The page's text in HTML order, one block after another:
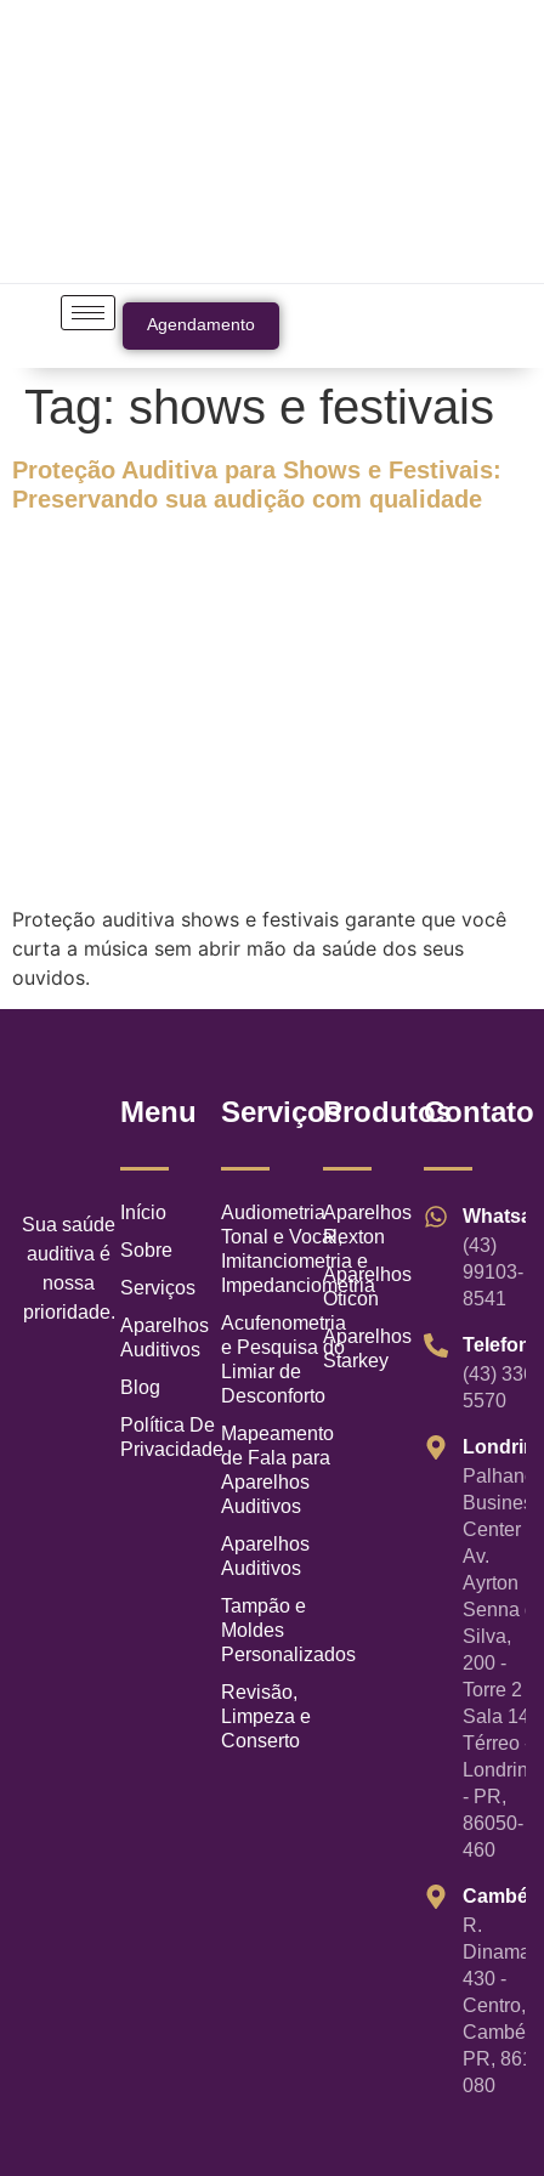
Agendamento
Tag: shows e festivais
Proteção Auditiva para Shows e Festivais:
Preservando sua audição com qualidade
Proteção auditiva shows e festivais garante que você
curta a música sem abrir mão da saúde dos seus
ouvidos.
Sua saúde
auditiva é
nossa
prioridade.
Menu
Início
Sobre
Serviços
Aparelhos
Auditivos
Blog
Política De
Privacidade
Serviços
Audiometria
Tonal e Vocal,
Imitanciometria e
Impedanciometria
Acufenometria
e Pesquisa do
Limiar de
Desconforto
Mapeamento
de Fala para
Aparelhos
Auditivos
Aparelhos
Auditivos
Tampão e
Moldes
Personalizados
Revisão,
Limpeza e
Conserto
Produtos
Aparelhos
Rexton
Aparelhos
Oticon
Aparelhos
Starkey
Contato
(43)
99103-
8541
Telefone
(43)
5570
Palhano
Business
Center -
Av.
Ayrton
Senna
Silva,
200 -
Torre 2 -
Sala 14
Térreo -
Londrina
- PR,
86050-
460
Cambé
R.
430 -
Centro,
Cambé -
PR,
080